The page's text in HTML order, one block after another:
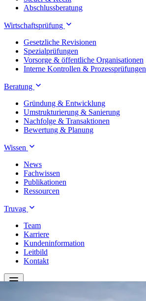
Abschlussberatung
Wirtschaftsprüfung
Gesetzliche Revisionen
Spezialprüfungen
Vorsorge & öffentliche Organisationen
Interne Kontrollen & Prozessprüfungen
Beratung
Gründung & Entwicklung
Umstrukturierung & Sanierung
Nachfolge & Transaktionen
Bewertung & Planung
Wissen
News
Fachwissen
Publikationen
Ressourcen
Truvag
Team
Karriere
Kundeninformation
Leitbild
Kontakt